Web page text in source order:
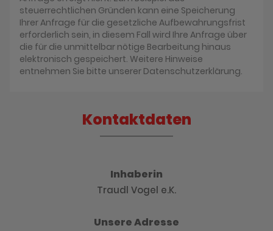
steuerrechtlichen Gründen kann eine Speicherung
Ihrer Anfrage für die gesetzliche Aufbewahrungsfrist
erforderlich sein, in diesem Fall wird Ihre Anfrage über
die für die unmittelbar nötige Bearbeitung hinaus
elektronisch gespeichert. Weitere Hinweise
entnehmen Sie bitte unserer Datenschutzerklärung.
Kontaktdaten
Inhaberin
Traudl Vogel e.K.
Unsere Adresse